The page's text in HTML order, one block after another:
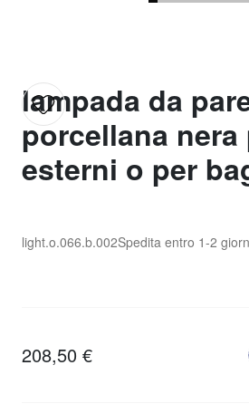
lampada da
porcellana nera
esterni o per
light.o.066.b.002Spedita entro 1-2
208,50 €